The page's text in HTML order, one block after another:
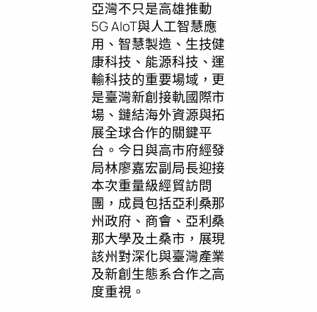
亞灣不只是高雄推動
5G AIoT與人工智慧應
用、智慧製造、生技健
康科技、能源科技、運
輸科技的重要場域，更
是臺灣新創接軌國際市
場、鏈結海外資源與拓
展全球合作的關鍵平
台。今日與高市府經發
局林廖嘉宏副局長迎接
本次重量級經貿訪問
團，成員包括亞利桑那
州政府、商會、亞利桑
那大學及土桑市，展現
該州對深化與臺灣產業
及新創生態系合作之高
度重視。